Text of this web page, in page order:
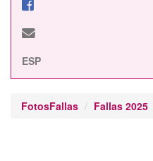
ESP
FotosFallas Fallas 2025